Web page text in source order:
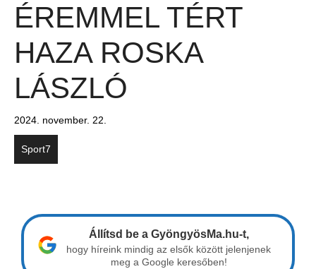
ÉREMMEL TÉRT
HAZA ROSKA
LÁSZLÓ
2024. november. 22.
Sport7
Állítsd be a GyöngyösMa.hu-t,
hogy híreink mindig az elsők között jelenjenek
meg a Google keresőben!